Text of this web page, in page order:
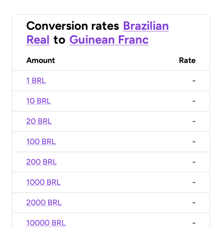
Conversion rates Brazilian
Real to Guinean Franc
Amount Rate
1 BRL -
10 BRL -
20 BRL -
100 BRL -
200 BRL -
1000 BRL -
2000 BRL -
10000 BRL -